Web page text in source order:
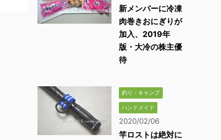
新メンバーに冷凍
肉巻きおにぎりが
加入、2019年
版・大冷の株主優
待
釣り・キャンプ
ハンドメイド
2020/02/06
竿ロストは絶対に